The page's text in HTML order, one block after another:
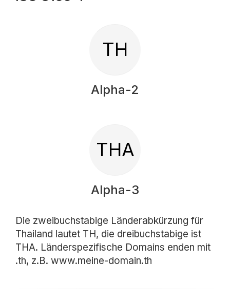
TH
Alpha-2
THA
Alpha-3
Die zweibuchstabige Länderabkürzung für
Thailand lautet TH, die dreibuchstabige ist
THA. Länderspezifische Domains enden mit
.th, z.B. www.meine-domain.th